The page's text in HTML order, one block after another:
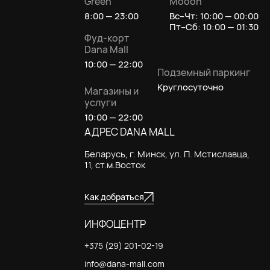
8:00 — 23:00
Фуд-корт
Dana Mall
10:00 — 22:00
Магазины и
услуги
10:00 — 22:00
Подземный паркинг
Круглосуточно
Вс–Чт: 10:00 — 00:00
Пт–Сб: 10:00 — 01:30
АДРЕС DANA MALL
Беларусь, г. Минск, ул. П. Мстиславца,
11, ст.м.Восток
Как добраться
ИНФОЦЕНТР
+375 (29) 201-02-19
info@dana-mall.com